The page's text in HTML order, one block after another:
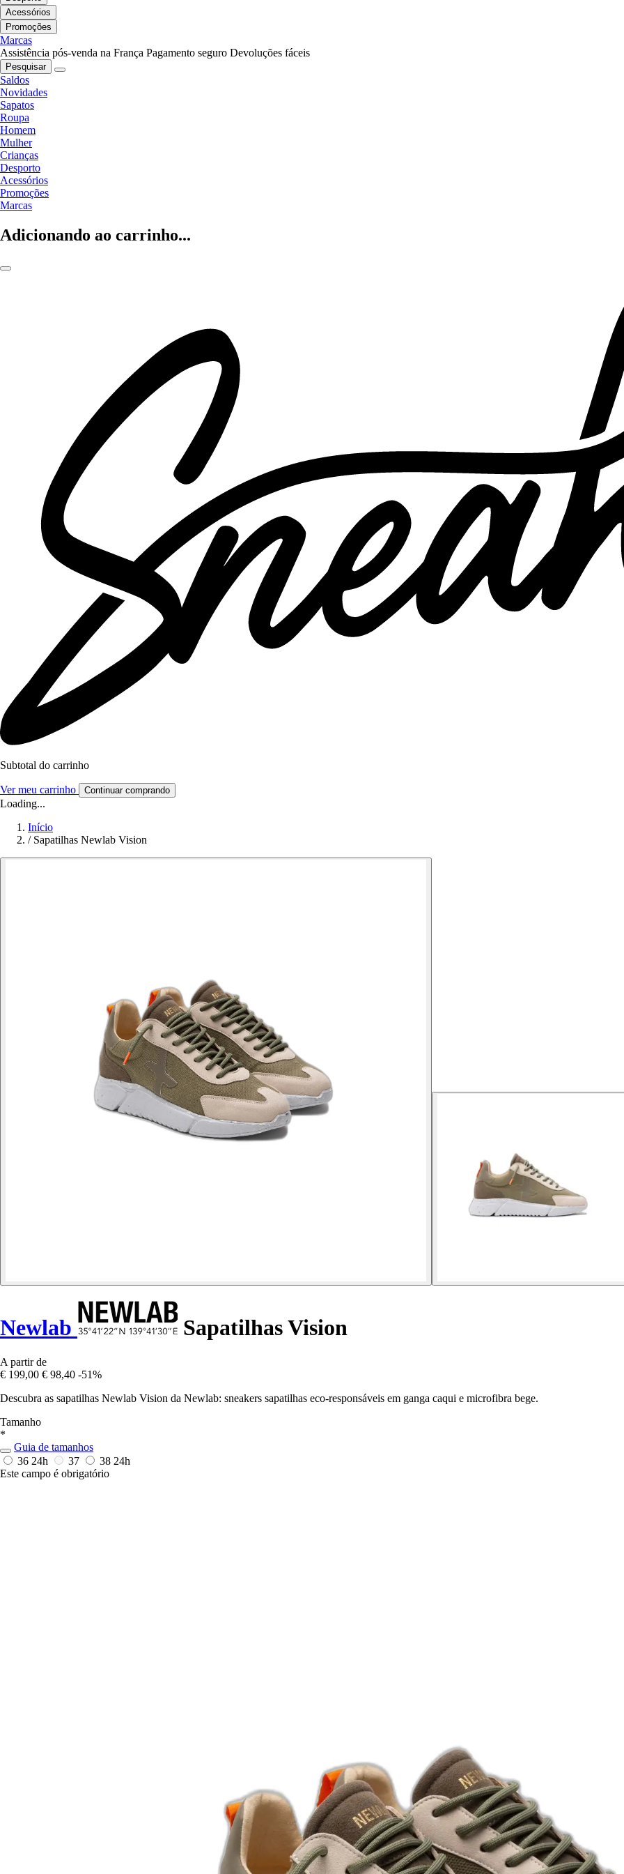
Acessórios
Promoções
Marcas
Assistência pós-venda na França Pagamento seguro Devoluções fáceis
Pesquisar
Saldos
Novidades
Sapatos
Roupa
Homem
Mulher
Crianças
Desporto
Acessórios
Promoções
Marcas
Adicionando ao carrinho...
Subtotal do carrinho
Ver meu carrinho Continuar comprando
Loading...
Início
/ Sapatilhas Newlab Vision
Newlab Sapatilhas Vision
A partir de
€ 199,00 € 98,40 -51%
Descubra as sapatilhas Newlab Vision da Newlab: sneakers sapatilhas eco-responsáveis em ganga caqui e microfibra bege.
Tamanho
*
Guia de tamanhos
36 24h 37 38 24h
Este campo é obrigatório